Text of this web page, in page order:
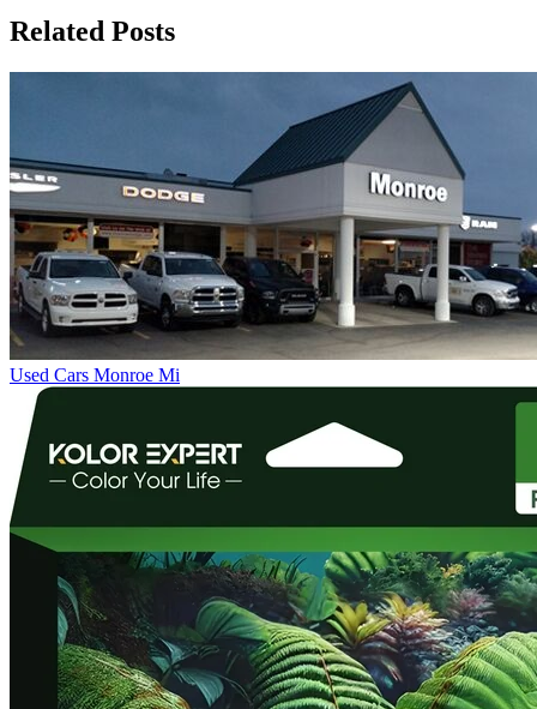
Related Posts
Used Cars Monroe Mi